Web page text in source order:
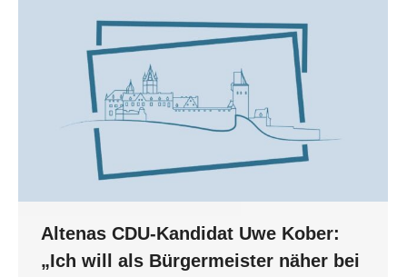
Altenas CDU-Kandidat Uwe Kober:
„Ich will als Bürgermeister näher bei